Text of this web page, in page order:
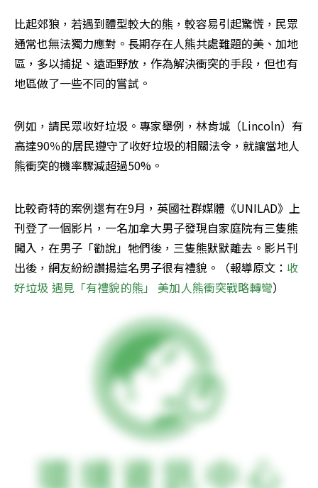
比起郊狼，若遇到體型較大的熊，較容易引起驚慌，民眾
通常也無法獨力應對。長期存在人熊共處難題的美、加地
區，多以捕捉、遠距野放，作為解決衝突的手段，但也有
地區做了一些不同的嘗試。
例如，請民眾收好垃圾。專家舉例，林肯城（Lincoln）有
高達90％的居民遵守了收好垃圾的相關法令，就讓當地人
熊衝突的機率驟減超過50%。
比較奇特的案例還有在9月，英國社群媒體《UNILAD》上
刊登了一個影片，一名加拿大男子發現自家庭院有三隻熊
闖入，在男子「勸說」牠們後，三隻熊默默離去。影片刊
出後，網友紛紛讚揚這名男子很有禮貌。（報導原文： 收
好垃圾 遇見「有禮貌的熊」 美加人熊衝突戰略轉彎）